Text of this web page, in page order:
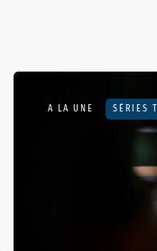
A LA UNE SÉRIES